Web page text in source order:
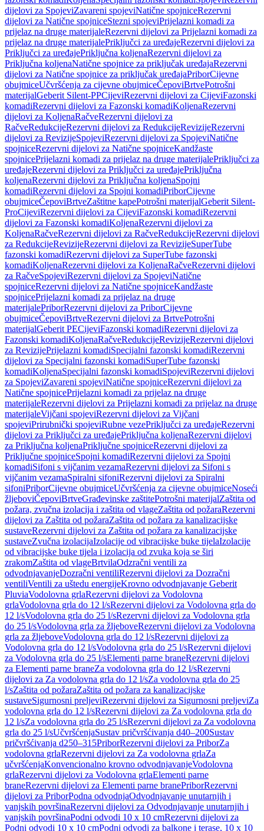
dijelovi za SpojeviZavareni spojeviNatične spojniceRezervni
dijelovi za Natične spojniceStezni spojeviPrijelazni komadi za
prijelaz na druge materijaleRezervni dijelovi za Prijelazni komadi za
prijelaz na druge materijalePriključci za uređajeRezervni dijelovi za
Priključci za uređajePriključna koljenaRezervni dijelovi za
Priključna koljenaNatične spojnice za priključak uređajaRezervni
dijelovi za Natične spojnice za priključak uređajaPriborCijevne
obujmiceUčvršćenja za cijevne obujmiceČepoviBrtvePotrošni
materijalGeberit Silent-PPCijeviRezervni dijelovi za CijeviFazonski
komadiRezervni dijelovi za Fazonski komadiKoljenaRezervni
dijelovi za KoljenaRačveRezervni dijelovi za
RačveRedukcijeRezervni dijelovi za RedukcijeRevizijeRezervni
dijelovi za RevizijeSpojeviRezervni dijelovi za SpojeviNatične
spojniceRezervni dijelovi za Natične spojniceKandžaste
spojnicePrijelazni komadi za prijelaz na druge materijalePriključci za
uređajeRezervni dijelovi za Priključci za uređajePriključna
koljenaRezervni dijelovi za Priključna koljenaSpojni
komadiRezervni dijelovi za Spojni komadiPriborCijevne
obujmiceČepoviBrtveZaštitne kapePotrošni materijalGeberit Silent-
ProCijeviRezervni dijelovi za CijeviFazonski komadiRezervni
dijelovi za Fazonski komadiKoljenaRezervni dijelovi za
KoljenaRačveRezervni dijelovi za RačveRedukcijeRezervni dijelovi
za RedukcijeRevizijeRezervni dijelovi za RevizijeSuperTube
fazonski komadiRezervni dijelovi za SuperTube fazonski
komadiKoljenaRezervni dijelovi za KoljenaRačveRezervni dijelovi
za RačveSpojeviRezervni dijelovi za SpojeviNatične
spojniceRezervni dijelovi za Natične spojniceKandžaste
spojnicePrijelazni komadi za prijelaz na druge
materijalePriborRezervni dijelovi za PriborCijevne
obujmiceČepoviBrtveRezervni dijelovi za BrtvePotrošni
materijalGeberit PECijeviFazonski komadiRezervni dijelovi za
Fazonski komadiKoljenaRačveRedukcijeRevizijeRezervni dijelovi
za RevizijePrijelazni komadiSpecijalni fazonski komadiRezervni
dijelovi za Specijalni fazonski komadiSuperTube fazonski
komadiKoljenaSpecijalni fazonski komadiSpojeviRezervni dijelovi
za SpojeviZavareni spojeviNatične spojniceRezervni dijelovi za
Natične spojnicePrijelazni komadi za prijelaz na druge
materijaleRezervni dijelovi za Prijelazni komadi za prijelaz na druge
materijaleVijčani spojeviRezervni dijelovi za Vijčani
spojeviPrirubnički spojeviRubne vezePriključci za uređajeRezervni
dijelovi za Priključci za uređajePriključna koljenaRezervni dijelovi
za Priključna koljenaPriključne spojniceRezervni dijelovi za
Priključne spojniceSpojni komadiRezervni dijelovi za Spojni
komadiSifoni s vijčanim vezamaRezervni dijelovi za Sifoni s
vijčanim vezamaSpiralni sifoniRezervni dijelovi za Spiralni
sifoniPriborCijevne obujmiceUčvršćenja za cijevne obujmiceNoseći
žljeboviČepoviBrtveGrađevinske zaštitePotrošni materijalZaštita od
požara, zvučna izolacija i zaštita od vlageZaštita od požaraRezervni
dijelovi za Zaštita od požaraZaštita od požara za kanalizacijske
sustaveRezervni dijelovi za Zaštita od požara za kanalizacijske
sustaveZvučna izolacijaIzolacije od vibracijske buke tijelaIzolacije
od vibracijske buke tijela i izolacija od zvuka koja se širi
zrakomZaštita od vlageBrtvilaOdzračni ventili za
odvodnjavanjeDozračni ventiliRezervni dijelovi za Dozračni
ventiliVentili za uštedu energijeKrovno odvodnjavanje Geberit
PluviaVodolovna grlaRezervni dijelovi za Vodolovna
grlaVodolovna grla do 12 l/sRezervni dijelovi za Vodolovna grla do
12 l/sVodolovna grla do 25 l/sRezervni dijelovi za Vodolovna grla
do 25 l/sVodolovna grla za žljeboveRezervni dijelovi za Vodolovna
grla za žljeboveVodolovna grla do 12 l/sRezervni dijelovi za
Vodolovna grla do 12 l/sVodolovna grla do 25 l/sRezervni dijelovi
za Vodolovna grla do 25 l/sElementi parne braneRezervni dijelovi
za Elementi parne braneZa vodolovna grla do 12 l/sRezervni
dijelovi za Za vodolovna grla do 12 l/sZa vodolovna grla do 25
l/sZaštita od požaraZaštita od požara za kanalizacijske
sustaveSigurnosni preljeviRezervni dijelovi za Sigurnosni preljeviZa
vodolovna grla do 12 l/sRezervni dijelovi za Za vodolovna grla do
12 l/sZa vodolovna grla do 25 l/sRezervni dijelovi za Za vodolovna
grla do 25 l/sUčvršćenjaSustav pričvršćivanja d40–200Sustav
pričvršćivanja d250–315PriborRezervni dijelovi za PriborZa
vodolovna grlaRezervni dijelovi za Za vodolovna grlaZa
učvršćenjaKonvencionalno krovno odvodnjavanjeVodolovna
grlaRezervni dijelovi za Vodolovna grlaElementi parne
braneRezervni dijelovi za Elementi parne branePriborRezervni
dijelovi za PriborPodna odvodnjaOdvodnjavanje unutarnjih i
vanjskih površinaRezervni dijelovi za Odvodnjavanje unutarnjih i
vanjskih površinaPodni odvodi 10 x 10 cmRezervni dijelovi za
Podni odvodi 10 x 10 cmPodni odvodi za balkone i terase, 10 x 10